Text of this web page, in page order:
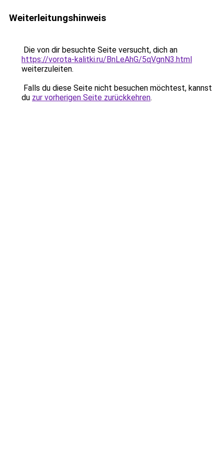
Weiterleitungshinweis
Die von dir besuchte Seite versucht, dich an
https://vorota-kalitki.ru/BnLeAhG/5qVgnN3.html
weiterzuleiten.
Falls du diese Seite nicht besuchen möchtest, kannst
du zur vorherigen Seite zurückkehren.